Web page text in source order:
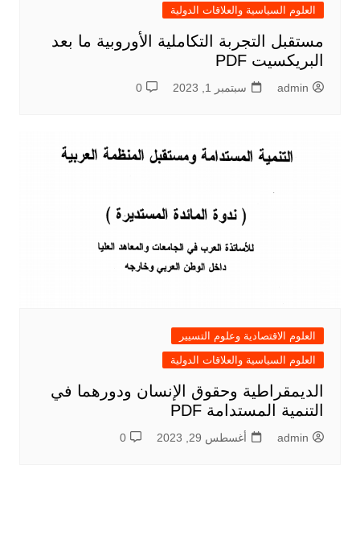
العلوم السياسية والعلاقات الدولية
مستقبل التجربة التكاملية الأوروبية ما بعد
البريكسيت PDF
admin سبتمبر 1, 2023 0
العلوم الاقتصادية وعلوم التسيير
العلوم السياسية والعلاقات الدولية
الديمقراطية وحقوق الإنسان ودورهما في
التنمية المستدامة PDF
admin أغسطس 29, 2023 0